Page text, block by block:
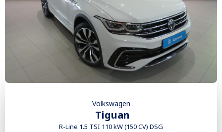
Volkswagen
Tiguan
R-Line 1.5 TSI 110 kW (150 CV) DSG